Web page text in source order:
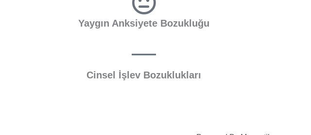
Yaygın Anksiyete Bozukluğu
Cinsel İşlev Bozuklukları